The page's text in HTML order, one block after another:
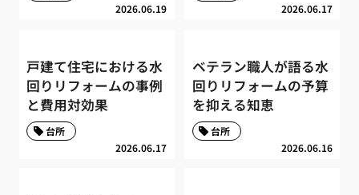
2026.06.19 2026.06.17
戸建て住宅における水
回りリフォームの事例
と費用対効果
2026.06.17
台所
ベテラン職人が語る水
回りリフォームの予算
を抑える知恵
2026.06.16
台所